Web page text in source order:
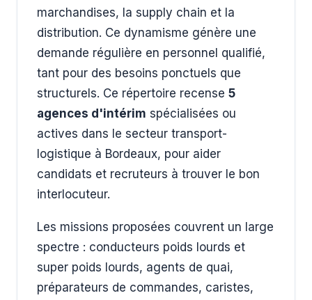
marchandises, la supply chain et la
distribution. Ce dynamisme génère une
demande régulière en personnel qualifié,
tant pour des besoins ponctuels que
structurels. Ce répertoire recense 5
agences d'intérim spécialisées ou
actives dans le secteur transport-
logistique à Bordeaux, pour aider
candidats et recruteurs à trouver le bon
interlocuteur.
Les missions proposées couvrent un large
spectre : conducteurs poids lourds et
super poids lourds, agents de quai,
préparateurs de commandes, caristes,